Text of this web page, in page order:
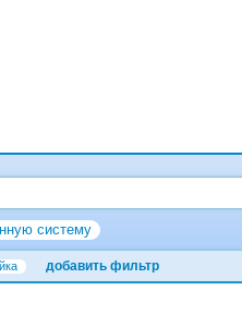
систему
добавить фильтр